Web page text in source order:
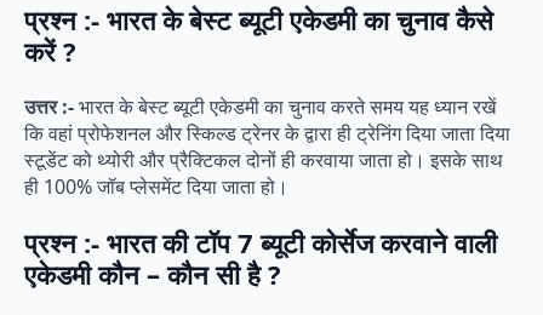
प्रश्न :- भारत के बेस्ट ब्यूटी एकेडमी का चुनाव कैसे
करें ?
उत्तर :-भारत के बेस्ट ब्यूटी एकेडमी का चुनाव करते समय यह ध्यान रखें
कि वहां प्रोफेशनल और स्किल्ड ट्रेनर के द्वारा ही ट्रेनिंग दिया जाता दिया
स्टूडेंट को थ्योरी और प्रैक्टिकल दोनों ही करवाया जाता हो। इसके साथ
ही 100% जॉब प्लेसमेंट दिया जाता हो।
प्रश्न :- भारत की टॉप 7 ब्यूटी कोर्सेज करवाने वाली
एकेडमी कौन – कौन सी है ?